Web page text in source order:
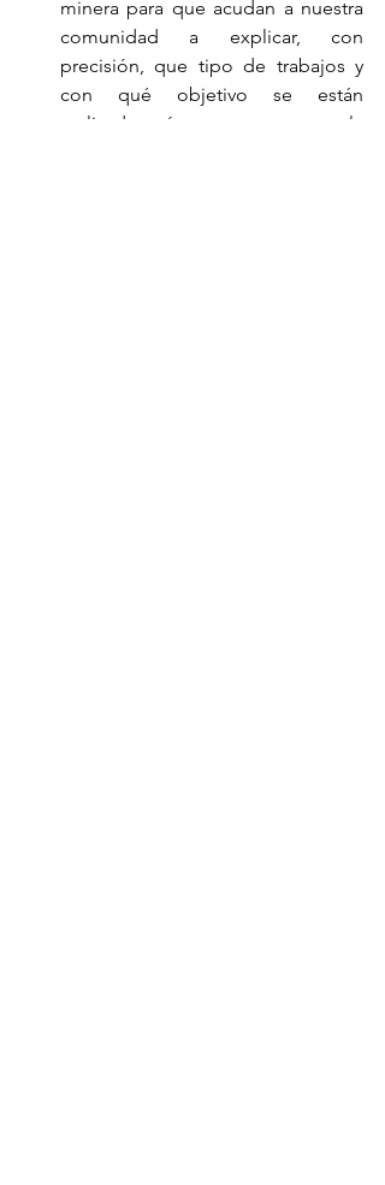
minera para que acudan a nuestra
comunidad a explicar, con
precisión, que tipo de trabajos y
con qué objetivo se están
realizado, así como que paguen la